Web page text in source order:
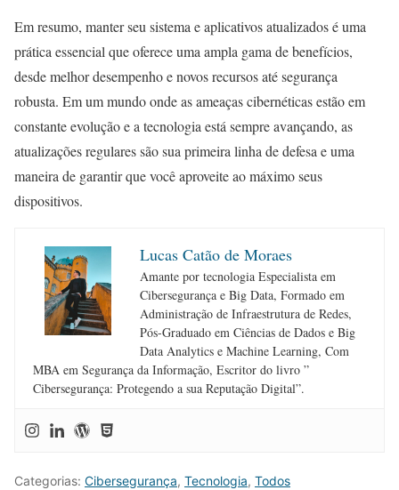
Em resumo, manter seu sistema e aplicativos atualizados é uma
prática essencial que oferece uma ampla gama de benefícios,
desde melhor desempenho e novos recursos até segurança
robusta. Em um mundo onde as ameaças cibernéticas estão em
constante evolução e a tecnologia está sempre avançando, as
atualizações regulares são sua primeira linha de defesa e uma
maneira de garantir que você aproveite ao máximo seus
dispositivos.
Lucas Catão de Moraes
Amante por tecnologia Especialista em
Cibersegurança e Big Data, Formado em
Administração de Infraestrutura de Redes,
Pós-Graduado em Ciências de Dados e Big
Data Analytics e Machine Learning, Com
MBA em Segurança da Informação, Escritor do livro ”
Cibersegurança: Protegendo a sua Reputação Digital”.
Categorias: Cibersegurança, Tecnologia, Todos